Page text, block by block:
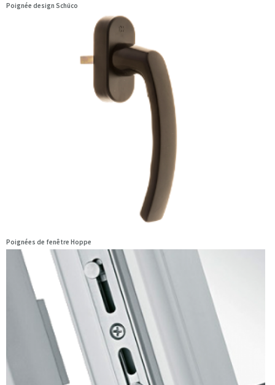
Poignée design Schüco
Poignées de fenêtre Hoppe